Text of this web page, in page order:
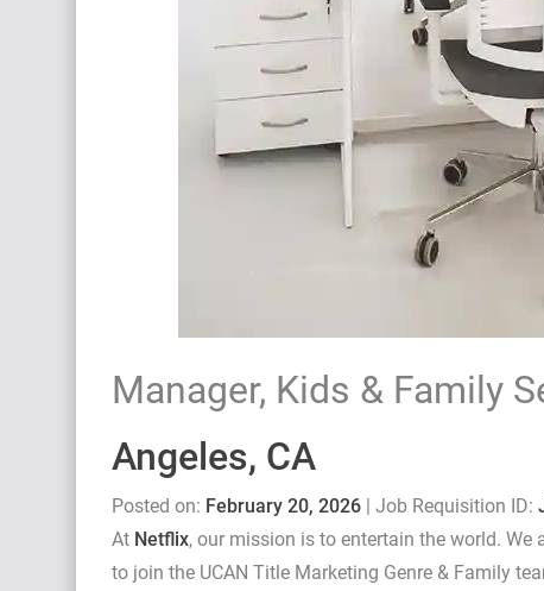
Manager, Kids & Family
Angeles, CA
Posted on: February 20, 2026 | Job Requisition ID:
At Netflix, our mission is to entertain the world. We
to join the UCAN Title Marketing Genre & Family